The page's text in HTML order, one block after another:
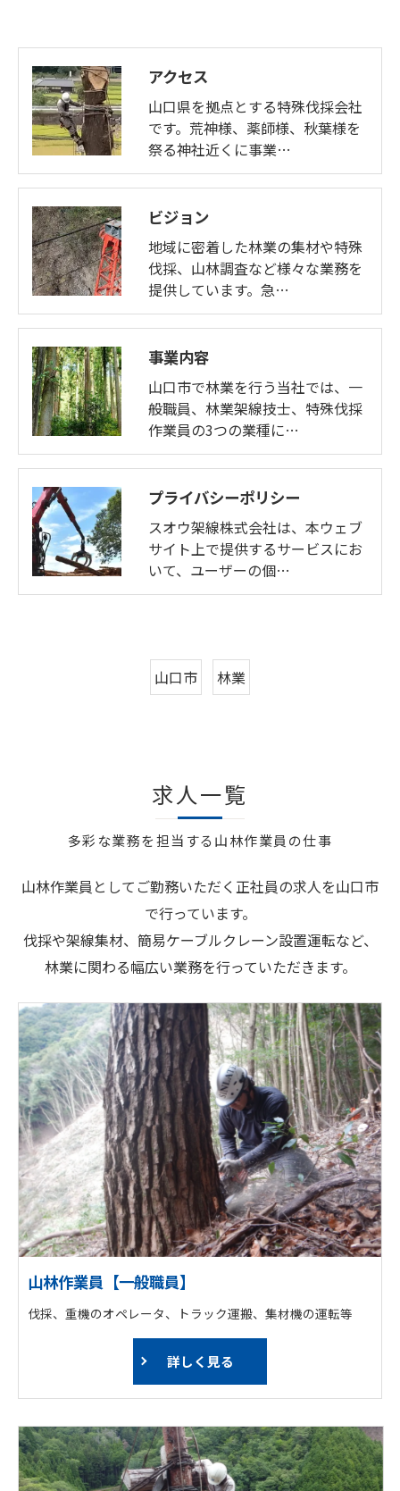
アクセス
山口県を拠点とする特殊伐採会社
です。荒神様、薬師様、秋葉様を
祭る神社近くに事業…
ビジョン
地域に密着した林業の集材や特殊
伐採、山林調査など様々な業務を
提供しています。急…
事業内容
山口市で林業を行う当社では、一
般職員、林業架線技士、特殊伐採
作業員の3つの業種に…
プライバシーポリシー
スオウ架線株式会社は、本ウェブ
サイト上で提供するサービスにお
いて、ユーザーの個…
山口市 林業
多彩な業務を担当する山林作業員の仕事
求人一覧
山林作業員としてご勤務いただく正社員の求人を山口市
で行っています。
伐採や架線集材、簡易ケーブルクレーン設置運転など、
林業に関わる幅広い業務を行っていただきます。
山林作業員【一般職員】
伐採、重機のオペレータ、トラック運搬、集材機の運転等
詳しく見る